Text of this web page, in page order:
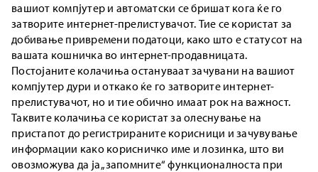
вашиот компјутер и автоматски се бришат кога ќе го
затворите интернет-прелистувачот. Тие се користат за
добивање привремени податоци, како што е статусот на
вашата кошничка во интернет-продавницата.
Постојаните колачиња остануваат зачувани на вашиот
компјутер дури и откако ќе го затворите интернет-
прелистувачот, но и тие обично имаат рок на важност.
Таквите колачиња се користат за олеснување на
пристапот до регистрираните корисници и зачувување
информации како корисничко име и лозинка, што ви
овозможува да ја „запомните“ функционалноста при